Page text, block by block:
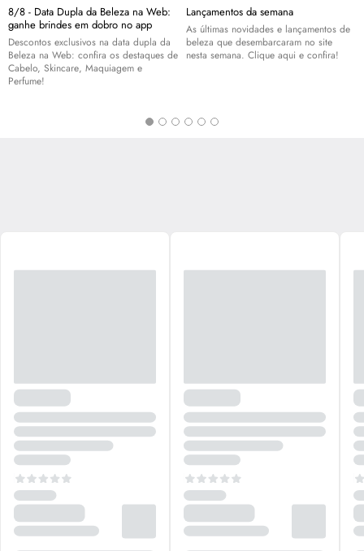
8/8 - Data Dupla da Beleza na Web:
ganhe brindes em dobro no app
Descontos exclusivos na data dupla da
Beleza na Web: confira os destaques de
Cabelo, Skincare, Maquiagem e
Perfume!
Lançamentos da semana
As últimas novidades e lançamentos de
beleza que desembarcaram no site
nesta semana. Clique aqui e confira!